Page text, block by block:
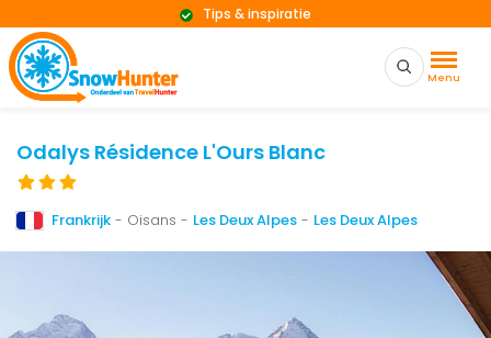
Menu
Tips & inspiratie
Odalys Résidence L'Ours Blanc
Frankrijk - Oisans - Les Deux Alpes - Les Deux Alpes